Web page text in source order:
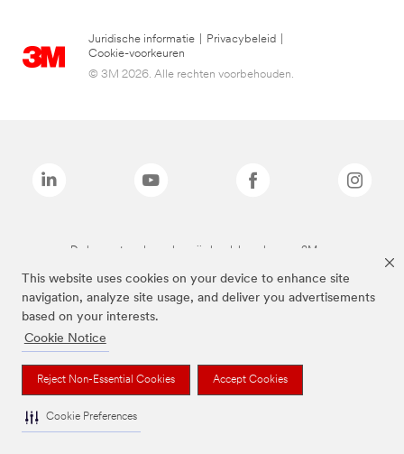
This website uses cookies on your device to enhance site
navigation, analyze site usage, and deliver you advertisements
based on your interests.
Cookie Notice
Reject Non-Essential Cookies Accept Cookies
Cookie Preferences
Juridische informatie Privacybeleid
Cookie-voorkeuren
© 3M 2026. Alle rechten voorbehouden.
De bovenstaande merken zijn handelsmerken van 3M.we